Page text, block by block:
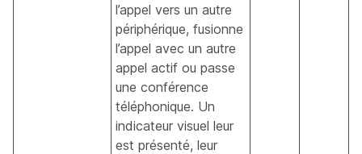
l’appel vers un autre
périphérique, fusionne
l’appel avec un autre
appel actif ou passe
une conférence
téléphonique. Un
indicateur visuel leur
est présenté, leur